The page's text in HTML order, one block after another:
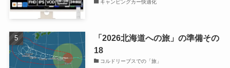
キャンピングカー快適化
「2026北海道への旅」の準備その
18
コルドリーブスでの「旅」